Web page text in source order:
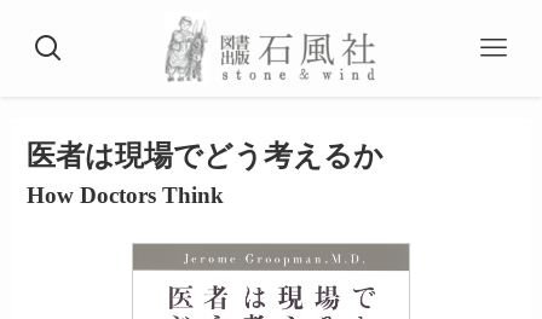
医者は現場でどう考えるか
How Doctors Think